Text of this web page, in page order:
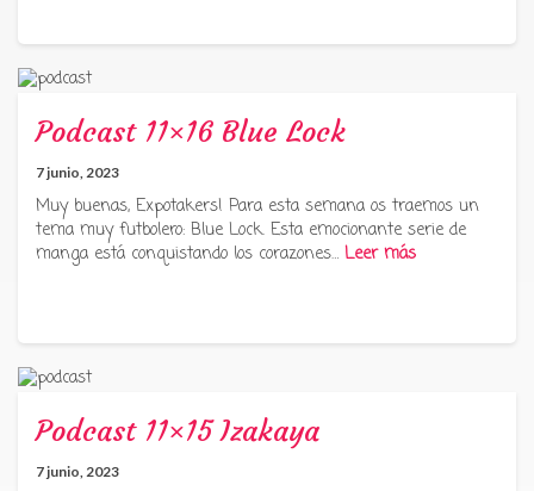
Podcast 11×16 Blue Lock
7 junio, 2023
Muy buenas, Expotakers! Para esta semana os traemos un
tema muy futbolero: Blue Lock. Esta emocionante serie de
manga está conquistando los corazones… Leer más
Podcast 11×15 Izakaya
7 junio, 2023